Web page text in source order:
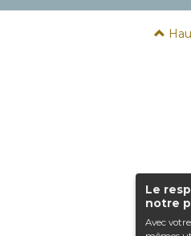
Le
notre
Avec